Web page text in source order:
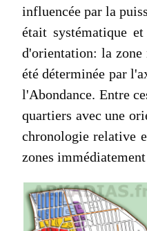
influencée par la
était systématique
d'orientation: la zone
été déterminée par
l'Abondance. Entre
quartiers avec une
chronologie relative
zones